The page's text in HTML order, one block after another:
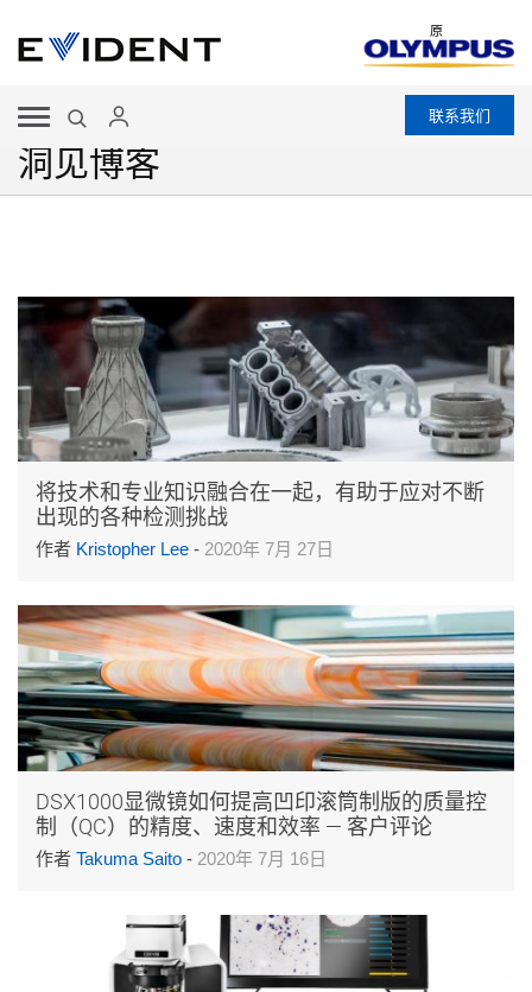
原
联系我们
洞见博客
将技术和专业知识融合在一起，有助于应对不断
出现的各种检测挑战
作者 Kristopher Lee - 2020年 7月 27日
DSX1000显微镜如何提高凹印滚筒制版的质量控
制（QC）的精度、速度和效率 — 客户评论
作者 Takuma Saito - 2020年 7月 16日